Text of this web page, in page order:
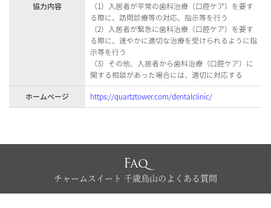
協力内容
（1）入居者が平常の歯科治療（口腔ケア）を要す
る際に、訪問診療等の対応、指示等を行う
（2）入居者が緊急に歯科治療（口腔ケア）を要す
る際に、速やかに適切な治療を受けられるように指
示等を行う
（3）その他、入居者から歯科治療（口腔ケア）に
関する相談があった場合には、適切に対応する
ホームページ
https://quartztower.com/dentalclinic/
Faq
チャームスイート 千歳烏山のよくある質問